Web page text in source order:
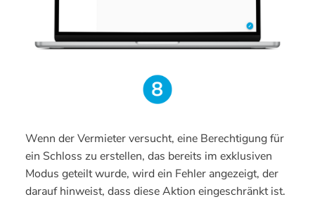
Wenn der Vermieter versucht, eine Berechtigung für
ein Schloss zu erstellen, das bereits im exklusiven
Modus geteilt wurde, wird ein Fehler angezeigt, der
darauf hinweist, dass diese Aktion eingeschränkt ist.